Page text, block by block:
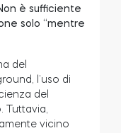
è sufficiente
solo “mentre
del
l’uso di
del
Tuttavia,
vicino